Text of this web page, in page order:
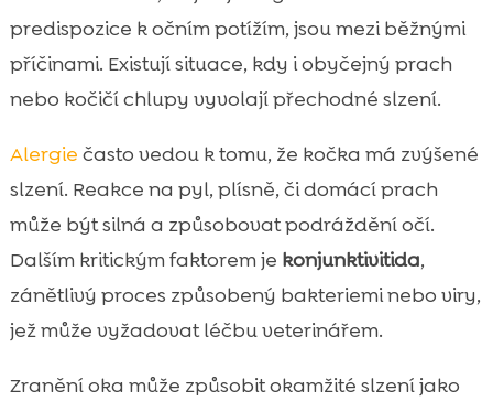
predispozice k očním potížím, jsou mezi běžnými
příčinami. Existují situace, kdy i obyčejný prach
nebo kočičí chlupy vyvolají přechodné slzení.
Alergie často vedou k tomu, že kočka má zvýšené
slzení. Reakce na pyl, plísně, či domácí prach
může být silná a způsobovat podráždění očí.
Dalším kritickým faktorem je konjunktivitida,
zánětlivý proces způsobený bakteriemi nebo viry,
jež může vyžadovat léčbu veterinářem.
Zranění oka může způsobit okamžité slzení jako